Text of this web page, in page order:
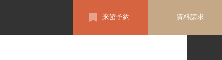
来館予約 資料請求